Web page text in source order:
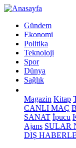
Gündem
Ekonomi
Politika
Teknoloji
Spor
Dünya
Sağlık
Magazin Kitap
CANLI MAÇ
SANAT İpucu
Ajans SULAR
DIŞ